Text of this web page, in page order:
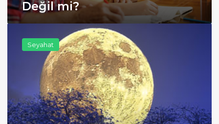
Değil mi?
Gecesi:
Afrika
Seyahat